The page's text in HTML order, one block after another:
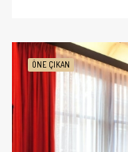
ÖNE ÇIKAN